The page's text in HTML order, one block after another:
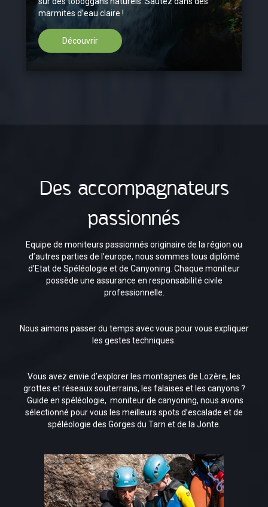
marmites d’eau claire !
Découvrir
Des accompagnateurs
passionnés
Equipe de moniteurs passionnés originaire de la région ou
d’autres parties de l’europe, nous sommes tous diplômé
d’Etat de Spéléologie et de Canyoning. Chaque moniteur
possède une assurance en responsabilité civile
professionnelle.
Nous aimons passer du temps avec vous pour vous expliquer
les gestes techniques.
Vous avez envie d’explorer les montagnes de Lozère, les
grottes et réseaux souterrains, les falaises et les canyons ?
Guide en spéléologie, moniteur de canyoning, nous avons
sélectionné pour vous les meilleurs spots d’escalade et de
spéléologie des Gorges du Tarn et de la Jonte.